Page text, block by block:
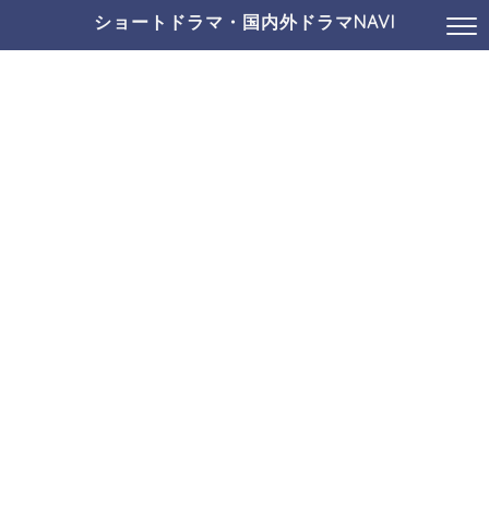
ショートドラマ・国内外ドラマNAVI